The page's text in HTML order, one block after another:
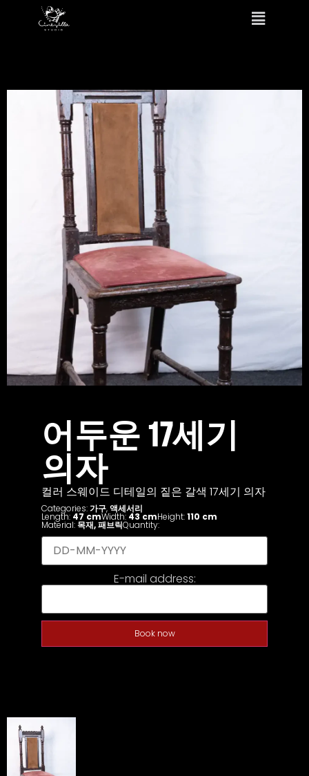
어두운 17세기
의자
컬러 스웨이드 디테일의 짙은 갈색 17세기 의자
Categories:가구,액세서리
Length: 47 cmWidth: 43 cmHeight:110 cm
Material:목재,패브릭Quantity:
E-mail address:
Book now